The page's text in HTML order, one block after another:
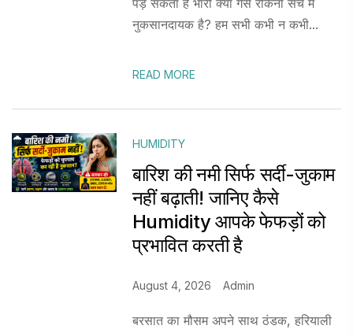
पड़ सकता है भारी क्या गैस रोकना सच में
नुकसानदायक है? हम सभी कभी न कभी...
READ MORE
HUMIDITY
बारिश की नमी सिर्फ सर्दी-जुकाम
नहीं बढ़ाती! जानिए कैसे
Humidity आपके फेफड़ों को
प्रभावित करती है
August 4, 2026 Admin
बरसात का मौसम अपने साथ ठंडक, हरियाली